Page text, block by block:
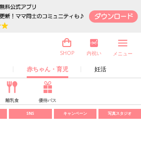
赤ちゃん・育児 妊活
SHOP 内祝い メニュー
離乳食 優待パス
SNS キャンペーン 写真スタジオ